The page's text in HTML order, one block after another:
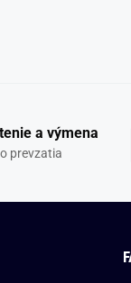
a výmena
prevzatia